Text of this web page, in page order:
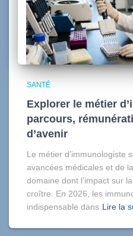
SANTÉ
Explorer le métier
parcours,
d’avenir
Le métier d’immunologiste
avancées médicales et de
domaine dont l’impact sur
croître. En 2026, les
indispensable dans Lire la